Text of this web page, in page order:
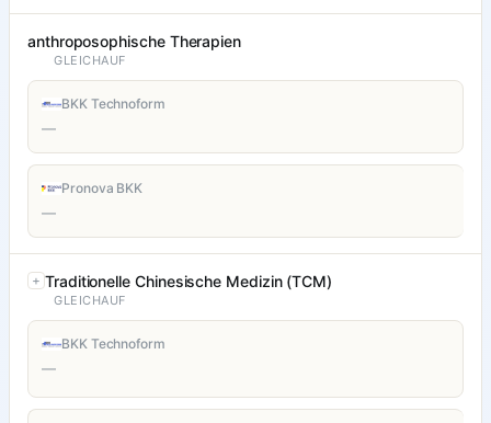
anthroposophische Therapien
GLEICHAUF
BKK Technoform
—
Pronova BKK
—
Traditionelle Chinesische Medizin (TCM)
GLEICHAUF
BKK Technoform
—